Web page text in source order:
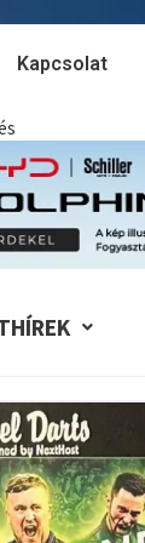
Kapcsolat